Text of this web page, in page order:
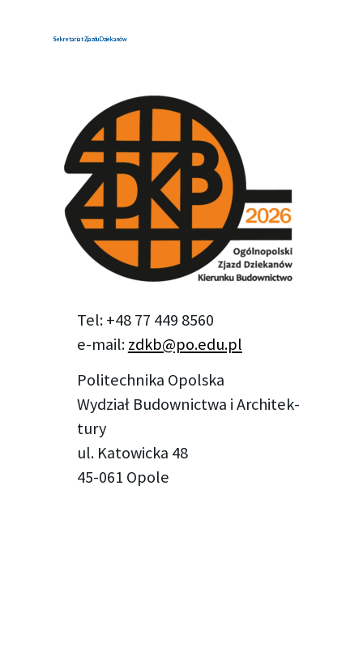
Sekretariat Zjazdu Dziekanów
Tel: +48 77 449 8560
e-mail:zdkb@​po.​edu.​pl
Politechnika Opolska
Wy­dział Bu­dow­nic­twa i Ar­chi­tek­
tu­ry
ul. Ka­to­wic­ka 48
45-061 Opole